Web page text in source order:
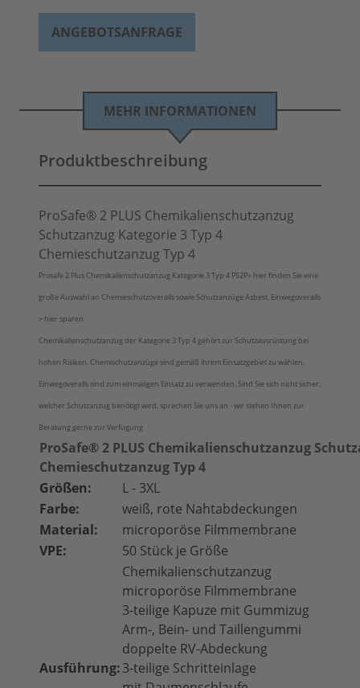
ANGEBOTSANFRAGE
MEHR INFORMATIONEN
Produktbeschreibung
ProSafe® 2 PLUS Chemikalienschutzanzug
Schutzanzug Kategorie 3 Typ 4
Chemieschutzanzug Typ 4
Prosafe 2 Plus Chemikalienschutzanzug Kategorie 3 Typ 4 PS2P> hier finden Sie eine
große Auswahl an Chemieschutzoveralls sowie Schutzanzüge Asbest, Einwegoveralls
> hier sparen
Chemikalienschutzanzug der Kategorie 3 Typ 4 gehört zur Schutzausrüstung bei
hohen Risiken. Chemischutzanzüge sind gemäß ihrem Einsatzgebiet zu wählen.
Einwegoveralls sind zum einmaligen Einsatz zu verwenden. Sind Sie sich nicht sicher,
welcher Schutzanzug benötigt wird, sprechen Sie uns an - wir stehen Ihnen zur
Beratung gerne zur Verfügung
ProSafe® 2 PLUS Chemikalienschutzanzug
Chemieschutzanzug Typ 4
Größen:
L - 3XL
Farbe:
weiß, rote Nahtabdeckungen
Material:
microporöse Filmmembrane
VPE:
50 Stück je Größe
Ausführung:
Chemikalienschutzanzug
microporöse Filmmembrane
3-teilige Kapuze mit Gummizug
Arm-, Bein- und Taillengummi
doppelte RV-Abdeckung
3-teilige Schritteinlage